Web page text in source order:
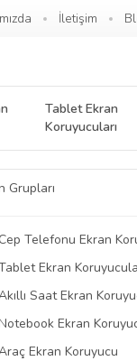
İletişim
Tablet Ekran
Koruyucuları
Grupları
Cep Telefonu Ekran
Ekran
Saat Ekran
Ekran
Ekran Koruyucu